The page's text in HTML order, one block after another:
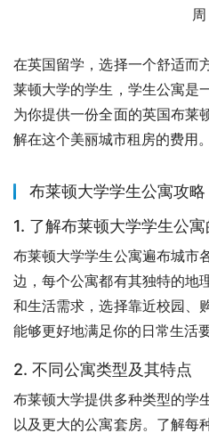
在英国留学，选择一个舒适而
莱顿大学的学生，学生公寓是
为你提供一份全面的英国布莱
解在这个美丽城市租房的费用。
布莱顿大学学生公寓攻略
1. 了解布莱顿大学学生公
布莱顿大学学生公寓遍布城市
边，每个公寓都有其独特的地
和生活需求，选择靠近校园、
能够更好地满足你的日常生活要
2. 不同公寓类型及其特点
布莱顿大学提供多种类型的学
以及更大的公寓套房。了解每